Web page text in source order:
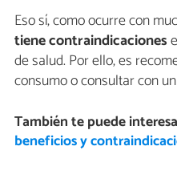
Eso sí, como ocurre con
tiene contraindicaciones
de salud. Por ello, es
consumo o consultar con
También te puede
beneficios y